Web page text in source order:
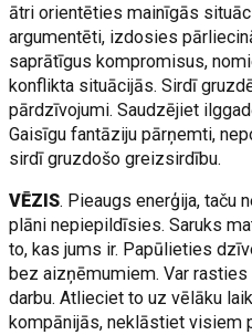
ātri orientēties mainīgās
argumentēti, izdosies
saprātīgus kompromisus,
konflikta situācijās. Sirdī
pārdzīvojumi. Saudzējiet
Gaisīgu fantāziju pārņemti,
sirdī gruzdošo greizsirdību.
VĒZIS. Pieaugs enerģija, taču
plāni nepiepildīsies. Saruks
to, kas jums ir. Papūlieties
bez aizņēmumiem. Var
darbu. Atlieciet to uz vēlāku
kompānijās, neklāstiet visiem